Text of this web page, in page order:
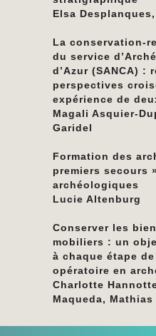
Elsa
La conservation-
du service
d’Azur (SANCA) :
perspectives
expérience de
Magali Asquier-
Garidel
Formation des
premiers secours
archéologiques
Lucie Altenburg
Conserver les
mobiliers : un
à chaque étape
opératoire en
Charlotte
Maqueda, Mathias